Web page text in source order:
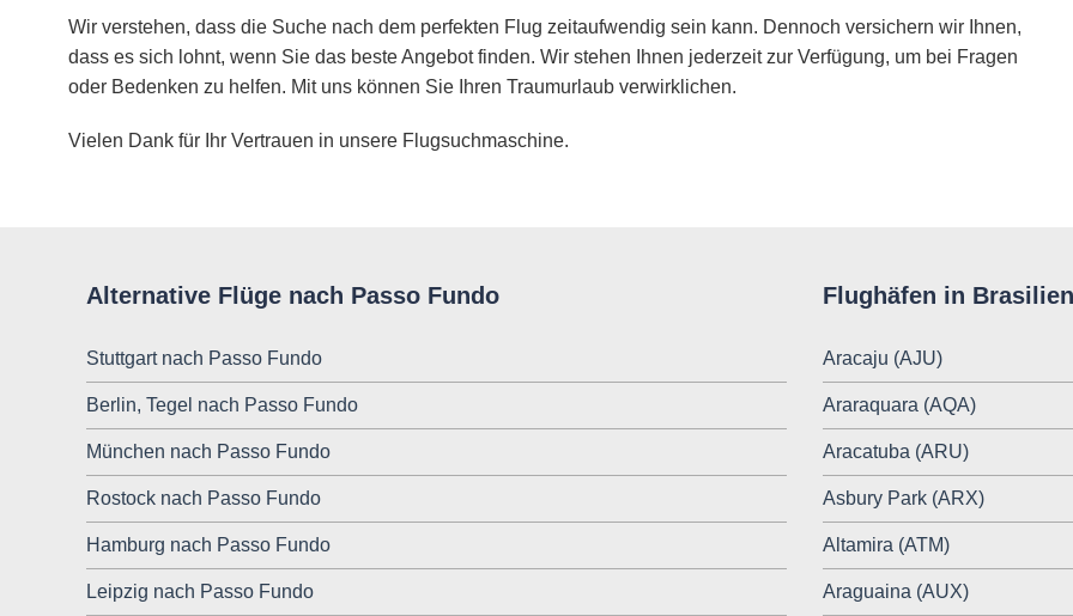
Wir verstehen, dass die Suche nach dem perfekten Flug zeitaufwendig sein kann. Dennoch versichern wir Ihnen,
dass es sich lohnt, wenn Sie das beste Angebot finden. Wir stehen Ihnen jederzeit zur Verfügung, um bei Fragen
oder Bedenken zu helfen. Mit uns können Sie Ihren Traumurlaub verwirklichen.
Vielen Dank für Ihr Vertrauen in unsere Flugsuchmaschine.
Alternative Flüge nach Passo Fundo
Stuttgart nach Passo Fundo
Berlin, Tegel nach Passo Fundo
München nach Passo Fundo
Rostock nach Passo Fundo
Hamburg nach Passo Fundo
Leipzig nach Passo Fundo
Flughäfen in Brasilien
Aracaju (AJU)
Araraquara (AQA)
Aracatuba (ARU)
Asbury Park (ARX)
Altamira (ATM)
Araguaina (AUX)